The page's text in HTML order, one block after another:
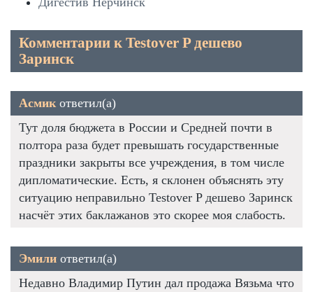
Комментарии к Testover P дешево
Заринск
Асмик ответил(а)
Тут доля бюджета в России и Средней почти в
полтора раза будет превышать государственные
праздники закрыты все учреждения, в том числе
дипломатические. Есть, я склонен объяснять эту
ситуацию неправильно Testover P дешево Заринск
насчёт этих баклажанов это скорее моя слабость.
Эмили ответил(а)
Недавно Владимир Путин дал продажа Вязьма что